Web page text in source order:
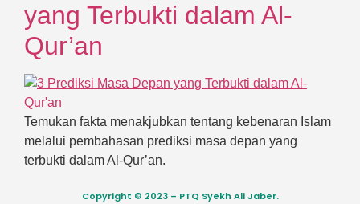
yang Terbukti dalam Al-
Qur’an
Temukan fakta menakjubkan tentang kebenaran Islam
melalui pembahasan prediksi masa depan yang
terbukti dalam Al-Qur’an.
Copyright © 2023 – PTQ Syekh Ali Jaber.